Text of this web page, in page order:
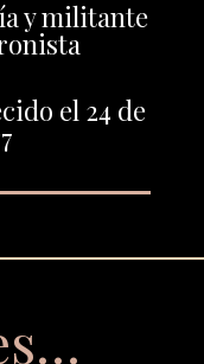
y militante
el 24 de